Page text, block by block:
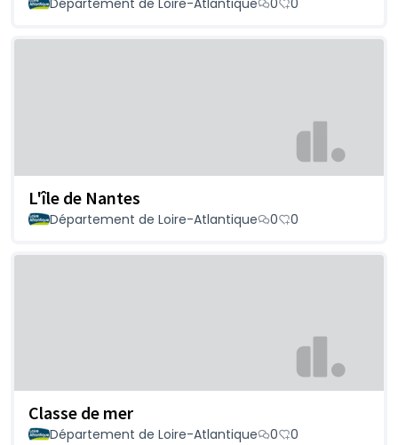
Département de Loire-Atlantique 0 0
L'île de Nantes
Département de Loire-Atlantique 0 0
Classe de mer
Département de Loire-Atlantique 0 0